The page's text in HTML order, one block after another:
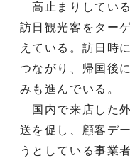
高止まりしている
訪日観光客をター
えている。訪日時
つながり、帰国後
みも進んでいる。
国内で来店した
送を促し、顧客デ
うとしている事業